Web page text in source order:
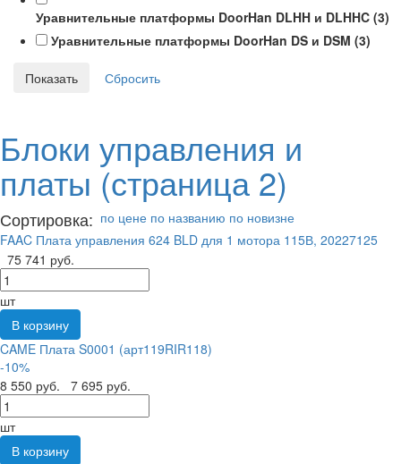
Уравнительные платформы DoorHan DLHH и DLHHC (3)
Уравнительные платформы DoorHan DS и DSM (3)
Блоки управления и
платы (страница 2)
Сортировка: по цене по названию по новизне
FAAC Плата управления 624 BLD для 1 мотора 115В, 20227125
75 741 руб.
шт
В корзину
CAME Плата S0001 (арт119RIR118)
-10%
8 550 руб.
7 695 руб.
шт
В корзину